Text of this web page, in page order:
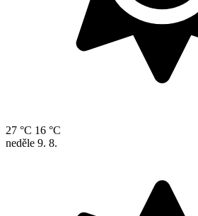
27 °C 16 °C
neděle 9. 8.